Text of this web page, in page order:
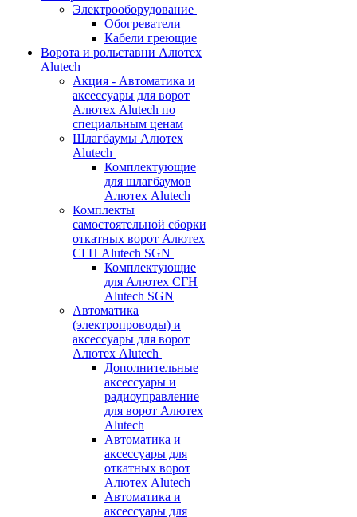
Электрооборудование
Обогреватели
Кабели греющие
Ворота и рольставни Алютех
Alutech
Акция - Автоматика и
аксессуары для ворот
Алютех Alutech по
специальным ценам
Шлагбаумы Алютех
Alutech
Комплектующие
для шлагбаумов
Алютех Alutech
Комплекты
самостоятельной сборки
откатных ворот Алютех
СГН Alutech SGN
Комплектующие
для Алютех СГН
Alutech SGN
Автоматика
(электропроводы) и
аксессуары для ворот
Алютех Alutech
Дополнительные
аксессуары и
радиоуправление
для ворот Алютех
Alutech
Автоматика и
аксессуары для
откатных ворот
Алютех Alutech
Автоматика и
аксессуары для